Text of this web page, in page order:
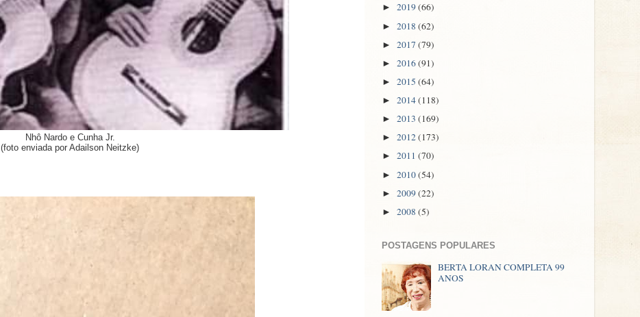
Nhô Nardo e Cunha Jr.
(foto enviada por Adailson Neitzke)
► 2019(66)
► 2018 (62)
► 2017 (79)
► 2016(91)
► 2015 (64)
► 2014(118)
► 2013 (169)
► 2012(173)
► 2011 (70)
► 2010(54)
► 2009(22)
► 2008 (5)
POSTAGENS POPULARES
BERTA LORAN COMPLETA 99
ANOS